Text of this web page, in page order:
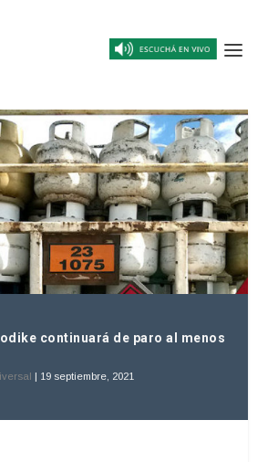
continuará de paro al menos
| 19 septiembre, 2021